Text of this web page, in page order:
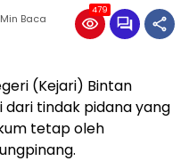
Baca
479
(Kejari) Bintan
tindak pidana yang
tetap oleh